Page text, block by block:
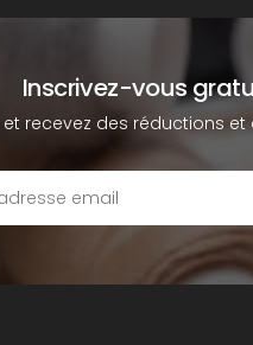
Inscrivez-vous
et recevez des réductions